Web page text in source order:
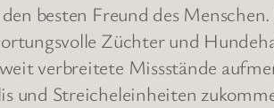
besten Freund des
Züchter und
verbreitete Missstände
und Streicheleinheiten